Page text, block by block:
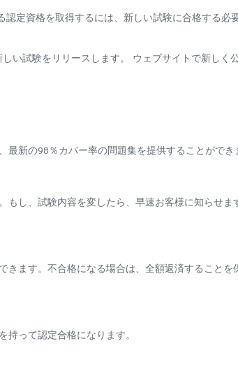
定資格を取得するには、新しい試験に合格する必
い試験をリリースします。 ウェブサイトで新しく
新の98％カバー率の問題集を提供することができ
し、試験内容を変したら、早速お客様に知らせま
きます。不合格になる場合は、全額返済することを
って認定合格になります。